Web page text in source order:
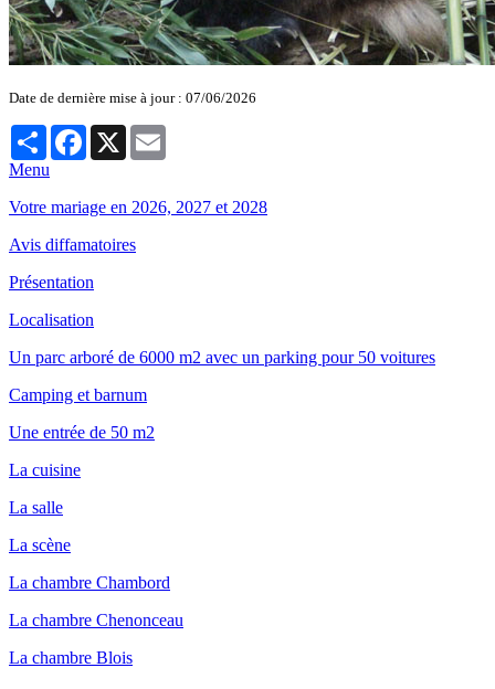
Date de dernière mise à jour : 07/06/2026
PartagerFacebook
X
Menu
Votre mariage en 2026, 2027 et 2028
Avis diffamatoires
Présentation
Localisation
Un parc arboré de 6000 m2 avec un parking pour 50 voitures
Camping et barnum
Une entrée de 50 m2
La cuisine
La salle
La scène
La chambre Chambord
La chambre Chenonceau
La chambre Blois